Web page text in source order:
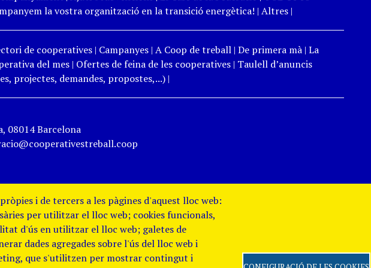
la vostra organització en la transició energètica! | Altres|
de cooperatives| Campanyes| A Coop de treball| De primera mà| La
del mes| Ofertes de feina de les cooperatives| Taulell d’anuncis
projectes, demandes, propostes,...)|
08014 Barcelona
i de tercers a les pàgines d'aquest lloc web:
per utilitzar el lloc web; cookies funcionals,
d'ús en utilitzar el lloc web; galetes de
dades agregades sobre l'ús del lloc web i
que s'utilitzen per mostrar contingut i